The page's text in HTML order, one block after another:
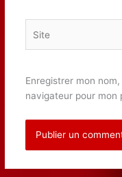
Enregistrer mon
navigateur pour mon